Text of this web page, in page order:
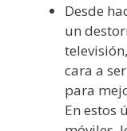
Desde
un
cara a
para
En estos